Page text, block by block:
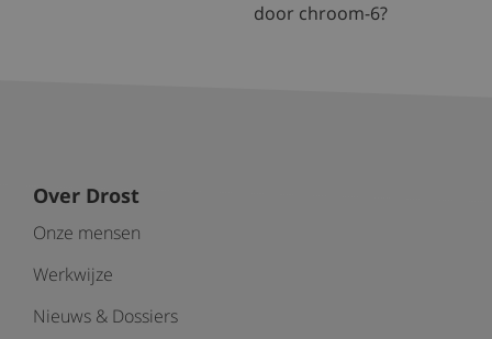
door chroom-6?
Over Drost
Onze mensen
Werkwijze
Nieuws & Dossiers